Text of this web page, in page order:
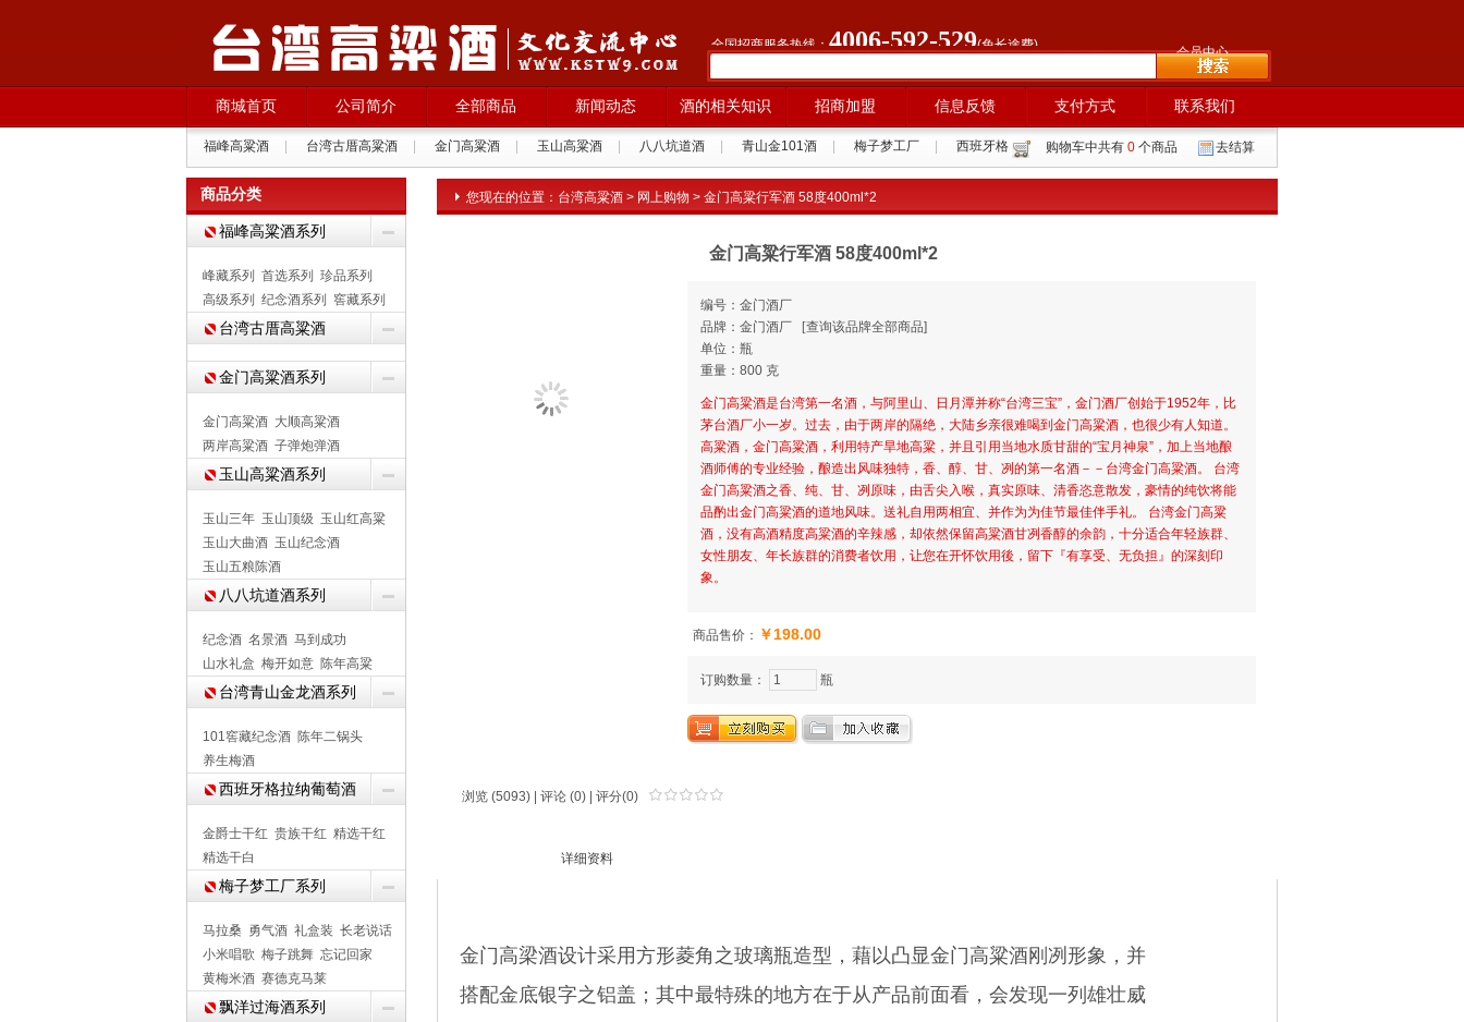
商城首页 公司简介 全部商品 新闻动态 酒的相关知识 招商加盟 信息反馈 支付方式 联系我们
福峰高粱酒 台湾古厝高粱酒 金门高粱酒 玉山高粱酒 八八坑道酒 青山金101酒 梅子梦工厂
西班牙格
拉纳葡萄酒
|
购物车中共有 0 个商品 去结算
会员中心
全国招商服务热线： 4006-592-529(免长途费)
商品分类
福峰高粱酒系列
峰藏系列 首选系列
珍品系列
高级系列
纪念酒系列 窖藏系列
台湾古厝高粱酒
金门高粱酒系列
金门高粱酒 大顺高粱酒
两岸高粱酒 子弹炮弹酒
玉山高粱酒系列
玉山三年 玉山顶级 玉山红高粱
玉山大曲酒 玉山纪念酒
玉山五粮陈酒
八八坑道酒系列
纪念酒 名景酒 马到成功
山水礼盒 梅开如意 陈年高粱
台湾青山金龙酒系列
101窖藏纪念酒 陈年二锅头
养生梅酒
西班牙格拉纳葡萄酒
金爵士干红 贵族干红 精选干红
精选干白
梅子梦工厂系列
马拉桑 勇气酒 礼盒装 长老说话
小米唱歌 梅子跳舞 忘记回家
黄梅米酒 赛德克马莱
飘洋过海酒系列
您现在的位置： 台湾高粱酒 > 网上购物 > 金门高粱行军酒 58度400ml*2
金门高粱行军酒 58度400ml*2
编号：金门酒厂
品牌：金门酒厂
[查询该品牌全部商品]
单位：瓶
重量：800 克
金门高粱酒是台湾第一名酒，与阿里山、日月潭并称“台湾三宝”，金门酒厂创始于1952年，比
茅台酒厂小一岁。过去，由于两岸的隔绝，大陆乡亲很难喝到金门高粱酒，也很少有人知道。
高粱酒，金门高粱酒，利用特产旱地高粱，并且引用当地水质甘甜的“宝月神泉”，加上当地酿
酒师傅的专业经验，酿造出风味独特，香、醇、甘、冽的第一名酒－－台湾金门高粱酒。 台湾
金门高粱酒之香、纯、甘、冽原味，由舌尖入喉，真实原味、清香恣意散发，豪情的纯饮将能
品酌出金门高粱酒的道地风味。送礼自用两相宜、并作为为佳节最佳伴手礼。 台湾金门高粱
酒，没有高酒精度高粱酒的辛辣感，却依然保留高粱酒甘冽香醇的余韵，十分适合年轻族群、
女性朋友、年长族群的消费者饮用，让您在开怀饮用後，留下『有享受、无负担』的深刻印
象。
商品售价： ￥198.00
订购数量： 瓶
浏览 (5093) | 评论 (0) | 评分(0)
详细资料
金门高梁酒设计采用方形菱角之玻璃瓶造型，藉以凸显金门高粱酒刚冽形象，并
搭配金底银字之铝盖；其中最特殊的地方在于从产品前面看，会发现一列雄壮威